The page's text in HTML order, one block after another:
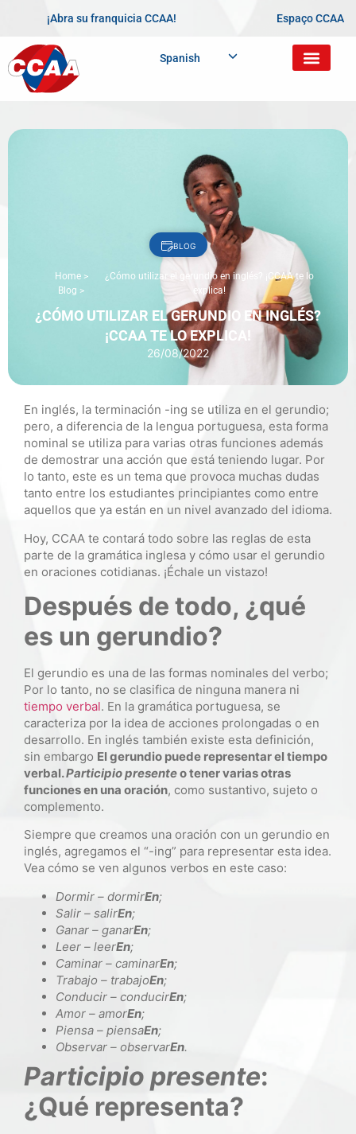
¡Abra su franquicia CCAA! Espaço CCAA
Spanish
BLOG
Home >
Blog >
¿Cómo utilizar el gerundio en inglés? ¡CCAA te lo
explica!
¿CÓMO UTILIZAR EL GERUNDIO EN INGLÉS?
¡CCAA TE LO EXPLICA!
26/08/2022
En inglés, la terminación -ing se utiliza en el gerundio;
pero, a diferencia de la lengua portuguesa, esta forma
nominal se utiliza para varias otras funciones además
de demostrar una acción que está teniendo lugar. Por
lo tanto, este es un tema que provoca muchas dudas
tanto entre los estudiantes principiantes como entre
aquellos que ya están en un nivel avanzado del idioma.
Hoy, CCAA te contará todo sobre las reglas de esta
parte de la gramática inglesa y cómo usar el gerundio
en oraciones cotidianas. ¡Échale un vistazo!
Después de todo, ¿qué
es un gerundio?
El gerundio es una de las formas nominales del verbo;
Por lo tanto, no se clasifica de ninguna manera ni
tiempo verbal. En la gramática portuguesa, se
caracteriza por la idea de acciones prolongadas o en
desarrollo. En inglés también existe esta definición,
sin embargo El gerundio puede representar el tiempo
verbal.Participio presenteo tener varias otras
funciones en una oración, como sustantivo, sujeto o
complemento.
Siempre que creamos una oración con un gerundio en
inglés, agregamos el “-ing” para representar esta idea.
Vea cómo se ven algunos verbos en este caso:
Dormir – dormirEn;
Salir – salirEn;
Ganar – ganarEn;
Leer – leerEn;
Caminar – caminarEn;
Trabajo – trabajoEn;
Conducir – conducirEn;
Amor – amorEn;
Piensa – piensaEn;
Observar – observarEn.
Participio presente:
¿Qué representa?